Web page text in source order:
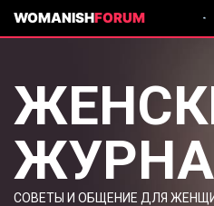
WOMANISHFORUM
СОВЕТЫ И ОБЩЕНИЕ ДЛЯ